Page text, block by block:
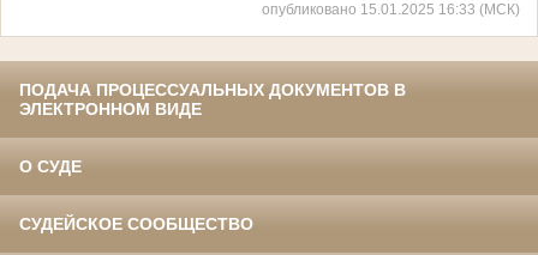
опубликовано 15.01.2025 16:33 (МСК)
ПОДАЧА ПРОЦЕССУАЛЬНЫХ ДОКУМЕНТОВ В
ЭЛЕКТРОННОМ ВИДЕ
О СУДЕ
СУДЕЙСКОЕ СООБЩЕСТВО